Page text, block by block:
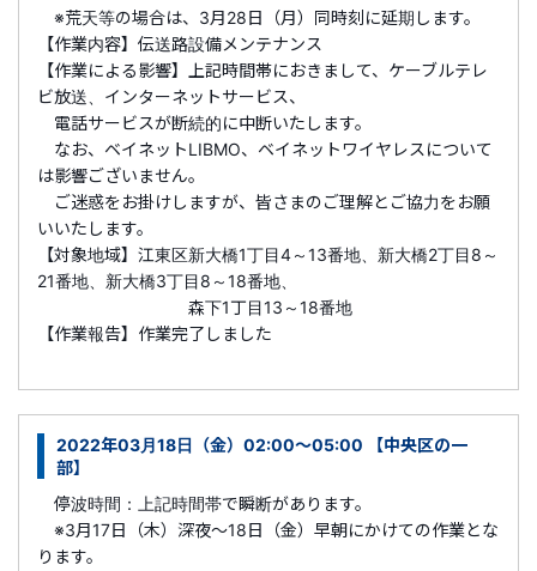
※荒天等の場合は、3月28日（月）同時刻に延期します。
【作業内容】伝送路設備メンテナンス
【作業による影響】上記時間帯におきまして、ケーブルテレ
ビ放送、インターネットサービス、
電話サービスが断続的に中断いたします。
なお、ベイネットLIBMO、ベイネットワイヤレスについて
は影響ございません。
ご迷惑をお掛けしますが、皆さまのご理解とご協力をお願
いいたします。
【対象地域】江東区新大橋1丁目4～13番地、新大橋2丁目8～
21番地、新大橋3丁目8～18番地、
森下1丁目13～18番地
【作業報告】作業完了しました
2022年03月18日（金）02:00～05:00 【中央区の一
部】
停波時間：上記時間帯で瞬断があります。
※3月17日（木）深夜～18日（金）早朝にかけての作業とな
ります。